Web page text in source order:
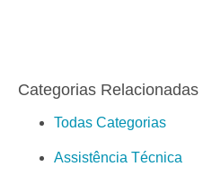
Categorias Relacionadas
Todas Categorias
Assistência Técnica